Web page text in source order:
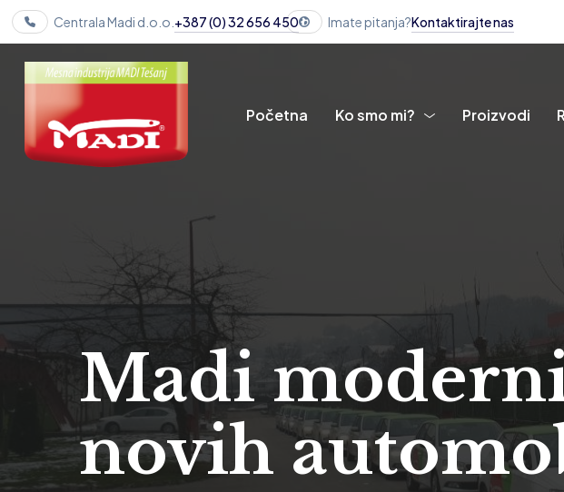
Centrala Madi d.o.o. +387 (0) 32 656 450 Imate pitanja?Kontaktirajte nas
Početna Ko smo mi? Proizvodi
Madi
novih